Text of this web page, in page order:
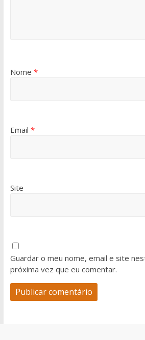
Nome *
Email *
Site
Guardar o meu nome, email e site
próxima vez que eu comentar.